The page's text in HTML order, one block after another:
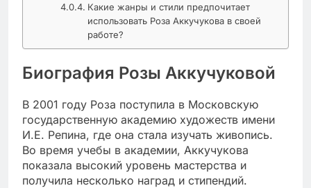
Какие жанры и стили предпочитает
использовать Роза Аккучукова в своей
работе?
Биография Розы Аккучуковой
В 2001 году Роза поступила в Московскую
государственную академию художеств имени
И.Е. Репина, где она стала изучать живопись.
Во время учебы в академии, Аккучукова
показала высокий уровень мастерства и
получила несколько наград и стипендий.